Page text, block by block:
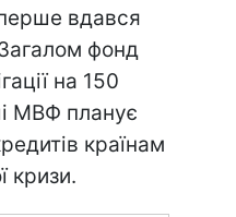
вдався
фонд
на 150
МВФ планує
країнам
кризи.